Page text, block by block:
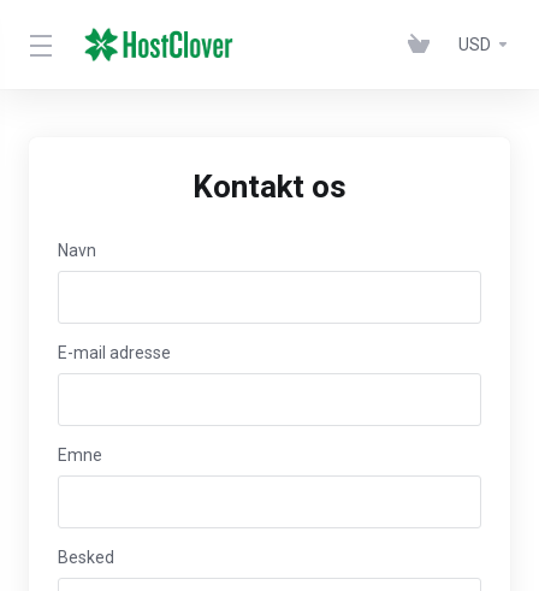
USD
Kontakt os
Navn
E-mail adresse
Emne
Besked